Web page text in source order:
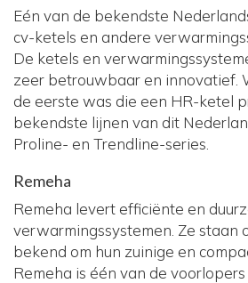
Eén van de bekendste
cv-ketels en andere
De ketels en
zeer betrouwbaar en innovatief.
de eerste was die een HR-ketel
bekendste lijnen van dit
Proline- en Trendline-series.
Remeha
Remeha levert efficiënte en
verwarmingssystemen. Ze staan
bekend om hun zuinige en
Remeha is één van de